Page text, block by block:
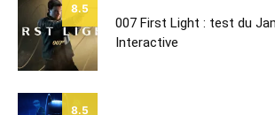
8.5
007 First Light : test du
Interactive
8.5